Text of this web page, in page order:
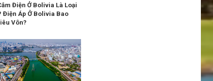
Điện Ở Bolivia Là Loại
Điện Áp Ở Bolivia Bao
Vôn?